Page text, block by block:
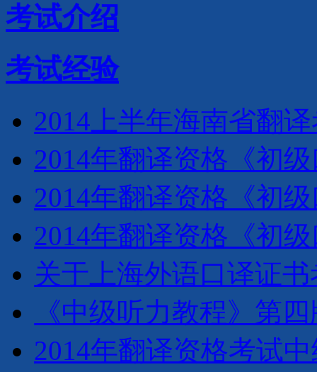
考试介绍
考试经验
2014上半年海南省翻
2014年翻译资格《初
2014年翻译资格《初
2014年翻译资格《初
关于上海外语口译证
《中级听力教程》第
2014年翻译资格考试